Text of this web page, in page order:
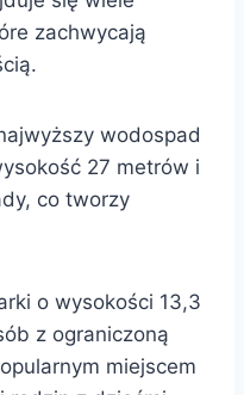
zachwycają
wodospad
27 metrów i
co tworzy
o wysokości 13,3
z ograniczoną
miejscem